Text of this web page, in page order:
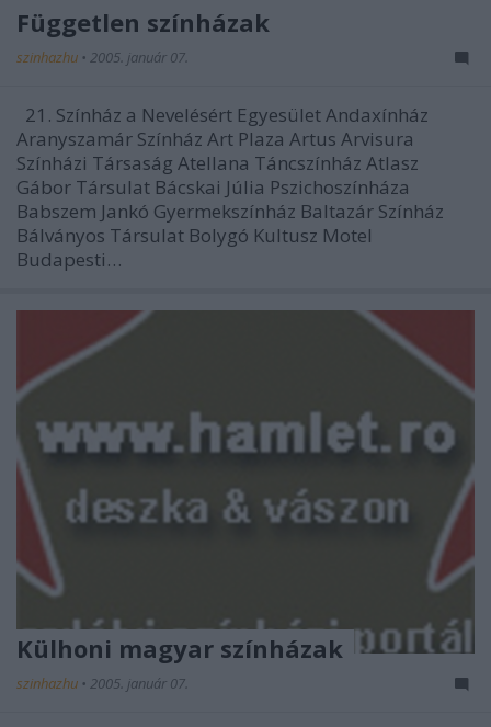
Független színházak
szinhazhu • 2005. január 07.
21. Színház a Nevelésért Egyesület Andaxínház
Aranyszamár Színház Art Plaza Artus Arvisura
Színházi Társaság Atellana Táncszínház Atlasz
Gábor Társulat Bácskai Júlia Pszichoszínháza
Babszem Jankó Gyermekszínház Baltazár Színház
Bálványos Társulat Bolygó Kultusz Motel
Budapesti…
Külhoni magyar színházak
szinhazhu • 2005. január 07.